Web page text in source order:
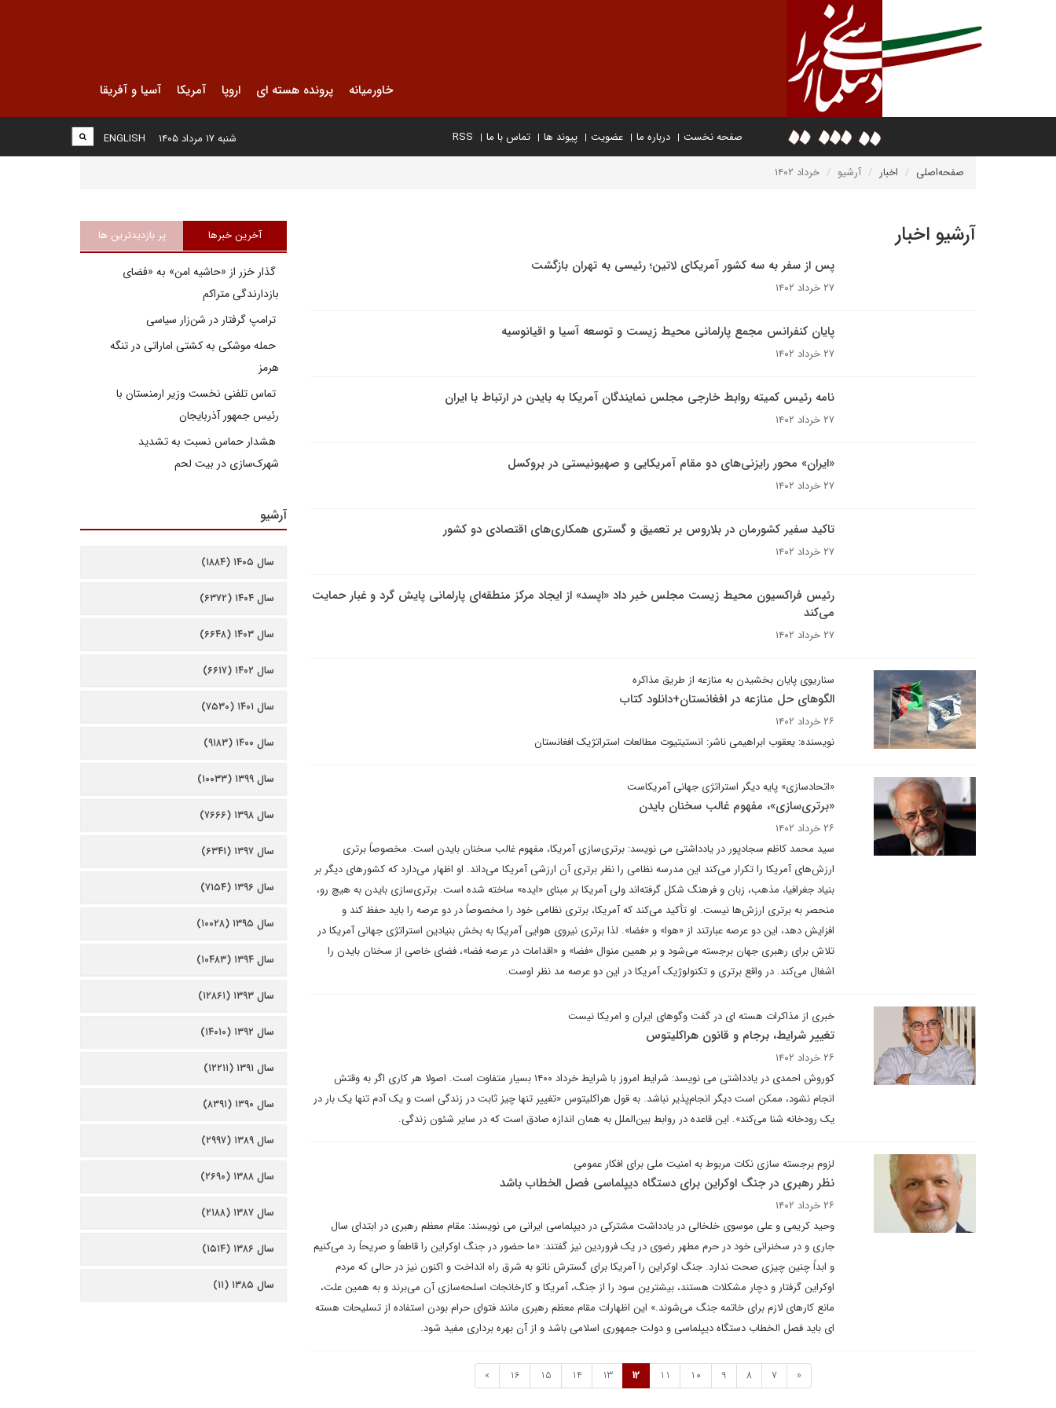
خاورمیانه پرونده هسته ای اروپا آمریکا آسیا و آفریقا
صفحه نخست درباره ما عضویت پیوند ها تماس با ما RSS
ENGLISH شنبه ۱۷ مرداد ۱۴۰۵
صفحه‌اصلی اخبار آرشیو خرداد ۱۴۰۲
آرشیو اخبار
پس از سفر به سه کشور آمریکای لاتین؛ رئیسی به تهران بازگشت
۲۷ خرداد ۱۴۰۲
پایان کنفرانس مجمع پارلمانی محیط زیست و توسعه آسیا و اقیانوسیه
۲۷ خرداد ۱۴۰۲
نامه رئیس کمیته روابط خارجی مجلس نمایندگان آمریکا به بایدن در ارتباط با ایران
۲۷ خرداد ۱۴۰۲
«ایران» محور رایزنی‌های دو مقام آمریکایی و صهیونیستی در بروکسل
۲۷ خرداد ۱۴۰۲
تاکید سفیر کشورمان در بلاروس بر تعمیق و گستری همکاری‌های اقتصادی دو کشور
۲۷ خرداد ۱۴۰۲
رئیس فراکسیون محیط زیست مجلس خبر داد «اپسد» از ایجاد مرکز منطقه‌ای پارلمانی پایش گرد و غبار حمایت
می‌کند
۲۷ خرداد ۱۴۰۲
سناریوی پایان بخشیدن به منازعه از طریق مذاکره
الگوهای حل منازعه در افغانستان+دانلود کتاب
۲۶ خرداد ۱۴۰۲
نویسنده: یعقوب ابراهیمی ناشر: انستیتیوت مطالعات استراتژیک افغانستان
«اتحادسازی» پایه دیگر استراتژی جهانی آمریکاست
«برتری‌سازی»، مفهوم غالب سخنان بایدن
۲۶ خرداد ۱۴۰۲
سید محمد کاظم سجادپور در یادداشتی می نویسد: برتری‌سازی آمریکا، مفهوم غالب سخنان بایدن است. مخصوصاً برتری
ارزش‌‌های آمریکا را تکرار می‌کند این مدرسه نظامی را نظر برتری آن ارزشی آمریکا می‌داند. او اظهار می‌دارد که کشورهای دیگر بر
بنیاد جغرافیا، مذهب، زبان و فرهنگ شکل گرفته‌اند ولی آمریکا بر مبنای «ایده» ساخته شده است. برتری‌سازی بایدن به هیچ ‌رو،
منحصر به برتری ارزش‌ها نیست. او تأکید می‌کند که آمریکا، برتری نظامی خود را مخصوصاً در دو عرصه را باید حفظ کند و
افزایش دهد، این دو عرصه عبارتند از «هوا» و «فضا». لذا برتری نیروی هوایی آمریکا به بخش بنیادین استراتژی جهانی آمریکا در
تلاش برای رهبری جهان برجسته می‌شود و بر همین منوال «فضا» و «اقدامات در عرصه فضا»، فضای خاصی از سخنان بایدن را
اشغال می‌کند. در واقع برتری و تکنولوژیک آمریکا در این دو عرصه مد نظر اوست.
خبری از مذاکرات هسته ای در گفت وگوهای ایران و امریکا نیست
تغییر شرایط، برجام و قانون هراکلیتوس
۲۶ خرداد ۱۴۰۲
کوروش احمدی در یادداشتی می نویسد: شرایط امروز با شرایط خرداد ۱۴۰۰ بسیار متفاوت است. اصولا هر کاری اگر به وقتش
انجام نشود، ممکن است دیگر انجام‌پذیر نباشد. به قول هراکلیتوس «تغییر تنها چیز ثابت در زندگی است و یک آدم تنها یک بار در
یک رودخانه شنا می‌کند». این قاعده در روابط بین‌الملل به همان اندازه صادق است که در سایر شئون زندگی.
لزوم برجسته سازی نکات مربوط به امنیت ملی برای افکار عمومی
نظر رهبری در جنگ اوکراین برای دستگاه دیپلماسی فصل الخطاب باشد
۲۶ خرداد ۱۴۰۲
وحید کریمی و علی موسوی خلخالی در یادداشت مشترکی در دیپلماسی ایرانی می نویسند: مقام معظم رهبری در ابتدای سال
جاری و در سخنرانی خود در حرم مطهر رضوی در یک فروردین نیز گفتند: «ما حضور در جنگ اوکراین را قاطعاً و صریحاً رد می‌کنیم
و ابداً چنین چیزی صحت ندارد. جنگ اوکراین را آمریکا برای گسترش ناتو به شرق راه انداخت و اکنون نیز در حالی که مردم
اوکراین گرفتار و دچار مشکلات هستند، بیشترین سود را از جنگ، آمریکا و کارخانجات اسلحه‌سازی آن می‌برند و به همین علت،
مانع کارهای لازم برای خاتمه جنگ می‌شوند.» این اظهارات مقام معظم رهبری مانند فتوای حرام بودن استفاده از تسلیحات هسته
ای باید فصل الخطاب دستگاه دیپلماسی و دولت جمهوری اسلامی باشد و از آن بهره برداری مفید شود.
«
7
8
9
10
11
12
13
14
15
16
»
آخرین خبرها پر بازدیدترین ها
گذار خزر از «حاشیه امن» به «فضای
بازدارندگی متراکم
ترامپ گرفتار در شن‌زار سیاسی
حمله موشکی به کشتی اماراتی در تنگه
هرمز
تماس تلفنی نخست وزیر ارمنستان با
رئیس جمهور آذربایجان
هشدار حماس نسبت به تشدید
شهرک‌سازی در بیت‌ لحم
آرشیو
سال ۱۴۰۵ (۱۸۸۴)
سال ۱۴۰۴ (۶۳۷۲)
سال ۱۴۰۳ (۶۶۴۸)
سال ۱۴۰۲ (۶۶۱۷)
سال ۱۴۰۱ (۷۵۳۰)
سال ۱۴۰۰ (۹۱۸۳)
سال ۱۳۹۹ (۱۰۰۳۳)
سال ۱۳۹۸ (۷۶۶۶)
سال ۱۳۹۷ (۶۳۴۱)
سال ۱۳۹۶ (۷۱۵۴)
سال ۱۳۹۵ (۱۰۰۲۸)
سال ۱۳۹۴ (۱۰۴۸۳)
سال ۱۳۹۳ (۱۲۸۶۱)
سال ۱۳۹۲ (۱۴۰۱۰)
سال ۱۳۹۱ (۱۲۲۱۱)
سال ۱۳۹۰ (۸۳۹۱)
سال ۱۳۸۹ (۲۹۹۷)
سال ۱۳۸۸ (۲۶۹۰)
سال ۱۳۸۷ (۲۱۸۸)
سال ۱۳۸۶ (۱۵۱۴)
سال ۱۳۸۵ (۱۱)